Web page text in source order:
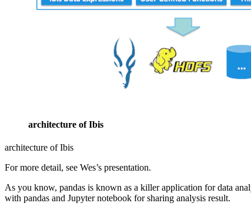
NotionのページをCloudflareでsub domainに転送
Pythonのdigdagクライアントtdworkflowを作った
『n月刊ラムダノート』創刊記念パーティに登
「n月刊ラムダノート」の記事の書き方～「
首や肩に優しい海外出張に便利な道具達
あなたの知らない煽りの世界
Thinkpad X1 CarbonとMacBook Proとで使える
Treasure Dataに入りました&Plazma tech talkで話
親も読みたい子供とネットの向き合い方を考え
退職します
機械学習工学研究会キックオフシンポジウム
新しいPyPIでMarkdownのドキュメントを使う
architecture of Ibis
architecture of Ibis
For more detail, see Wes’s presentation.
As you know, pandas is known as a killer application for data
with pandas and Jupyter notebook for sharing analysis result.